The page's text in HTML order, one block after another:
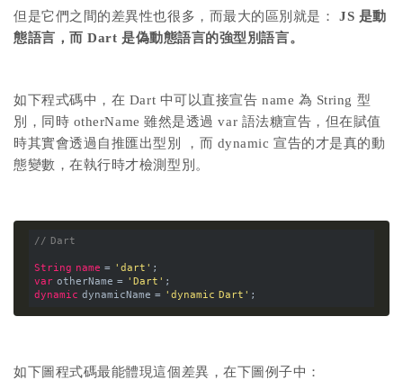
但是它們之間的差異性也很多，而最大的區別就是：JS 是動
態語言，而 Dart 是偽動態語言的強型別語言。
如下程式碼中，在 Dart 中可以直接宣告 name 為 String 型
別，同時 otherName 雖然是透過 var 語法糖宣告，但在賦值
時其實會透過自推匯出型別 ，而 dynamic 宣告的才是真的動
態變數，在執行時才檢測型別。
// Dart
String name = 'dart' ;
var otherName = 'Dart' ;
dynamic dynamicName = 'dynamic Dart' ;
如下圖程式碼最能體現這個差異，在下圖例子中：